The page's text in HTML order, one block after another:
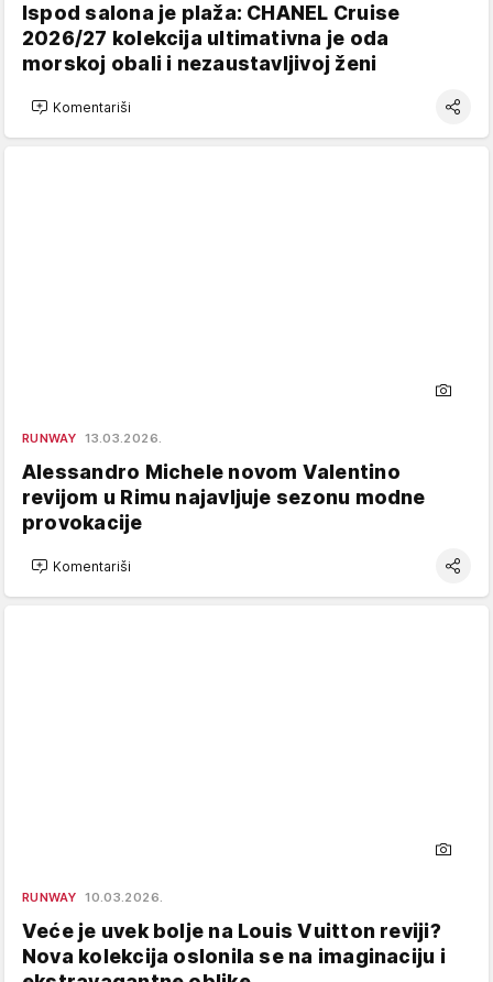
Ispod salona je plaža: CHANEL Cruise
2026/27 kolekcija ultimativna je oda
morskoj obali i nezaustavljivoj ženi
Komentariši
RUNWAY 13.03.2026.
Alessandro Michele novom Valentino
revijom u Rimu najavljuje sezonu modne
provokacije
Komentariši
RUNWAY 10.03.2026.
Veće je uvek bolje na Louis Vuitton reviji?
Nova kolekcija oslonila se na imaginaciju i